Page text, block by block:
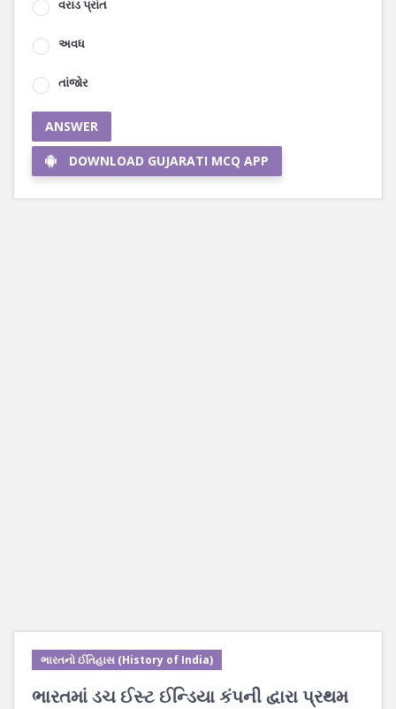
વરાડ પ્રાંત
અવધ
તાંજોર
ANSWER
DOWNLOAD GUJARATI MCQ APP
ભારતનો ઈતિહાસ (History of India)
ભારતમાં ડચ ઈસ્ટ ઈન્ડિયા કંપની દ્વારા પ્રથમ